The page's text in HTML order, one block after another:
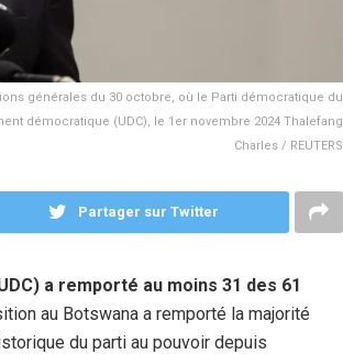
générales du 30 octobre, où le Parti démocratique du
démocratique (UDC), le 1er novembre 2024 Thalefang
Charles / REUTERS
Partager sur Twitter
a remporté au moins 31 des 61
au Botswana a remporté la majorité
du parti au pouvoir depuis